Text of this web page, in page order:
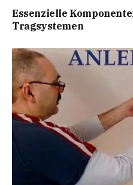
Essenzielle
Tragsystemen